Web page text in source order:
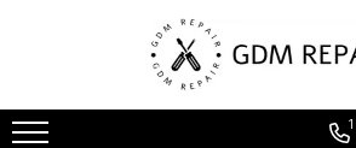
Toate Produsele
Motocoase
1